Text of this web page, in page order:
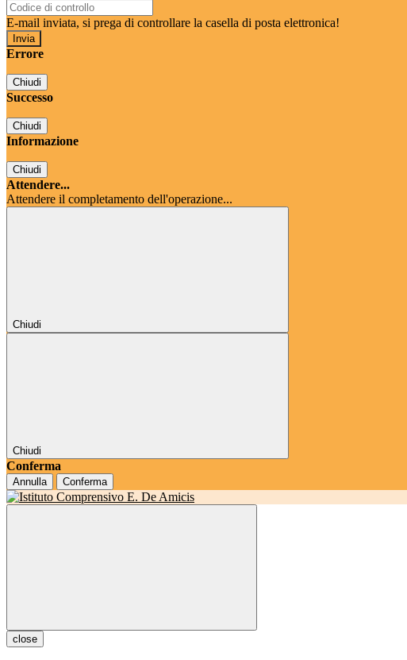
E-mail inviata, si prega di controllare la casella di posta elettronica!
Errore
Chiudi
Successo
Chiudi
Informazione
Chiudi
Attendere...
Attendere il completamento dell'operazione...
Chiudi
Chiudi
Conferma
Annulla Conferma
close